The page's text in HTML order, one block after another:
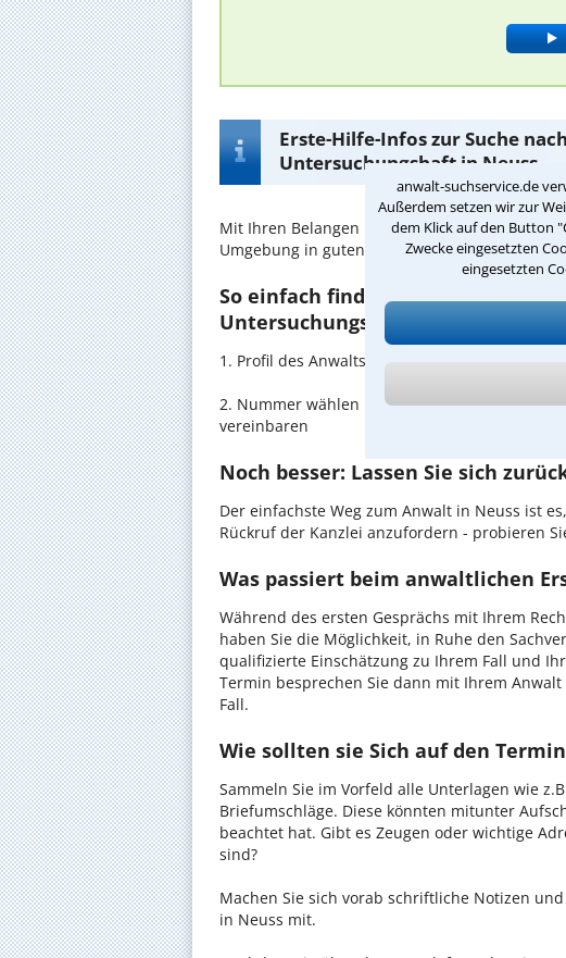
anwalt-suchservice.de
Außerdem setzen wir zur
dem Klick auf den Button
Zwecke eingesetzten
eingesetzten
Erste-Hilfe-Infos zur Suche
Untersuchungshaft in Neuss
Mit Ihren Belangen im Untersuchungshaftsind
Umgebung in guten Händen.
So einfach finden Sie den
Untersuchungshaft in Neuss:
1. Profil des Anwalts für Untersuchungshaft in
2. Nummer wählen und direkt mit der Kanzlei
vereinbaren
Noch besser: Lassen Sie sich
Der einfachste Weg zum Anwalt in Neuss ist
Rückruf der Kanzlei anzufordern - probieren
Was passiert beim anwaltlichen
Während des ersten Gesprächs mit Ihrem
haben Sie die Möglichkeit, in Ruhe den
qualifizierte Einschätzung zu Ihrem Fall und
Termin besprechen Sie dann mit Ihrem
Fall.
Wie sollten sie Sich auf den
Sammeln Sie im Vorfeld alle Unterlagen wie
Briefumschläge. Diese könnten mitunter
beachtet hat. Gibt es Zeugen oder wichtige
sind?
Machen Sie sich vorab schriftliche Notizen
in Neuss mit.